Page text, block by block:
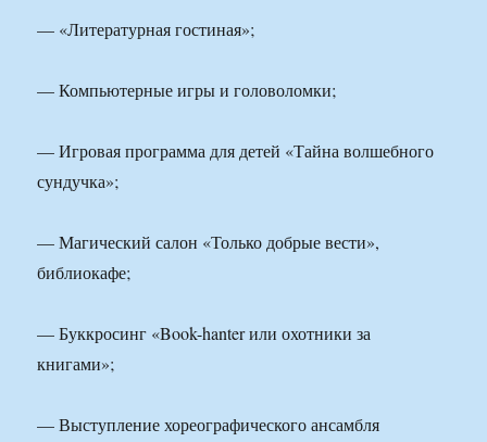
— «Литературная гостиная»;
— Компьютерные игры и головоломки;
— Игровая программа для детей «Тайна волшебного
сундучка»;
— Магический салон «Только добрые вести»,
библиокафе;
— Буккросинг «Book-hanter или охотники за
книгами»;
— Выступление хореографического ансамбля